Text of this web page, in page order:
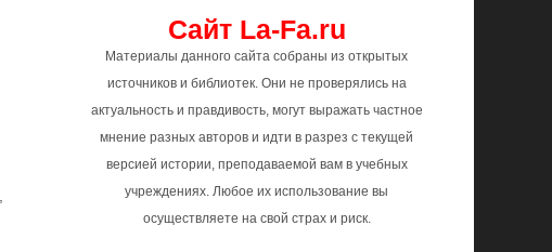
Сайт La-Fa.ru
Материалы данного сайта собраны из открытых
источников и библиотек. Они не проверялись на
актуальность и правдивость, могут выражать частное
мнение разных авторов и идти в разрез с текущей
версией истории, преподаваемой вам в учебных
учреждениях. Любое их использование вы
осуществляете на свой страх и риск.